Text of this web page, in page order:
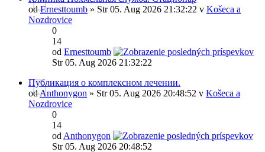
odErnesttoumb » Str 05. Aug 2026 21:32:22 v Košeca a
Nozdrovice
0
14
od Ernesttoumb
Str 05. Aug 2026 21:32:22
Публикация о комплексном лечении.
odAnthonygon » Str 05. Aug 2026 20:48:52 v Košeca a
Nozdrovice
0
14
od Anthonygon
Str 05. Aug 2026 20:48:52